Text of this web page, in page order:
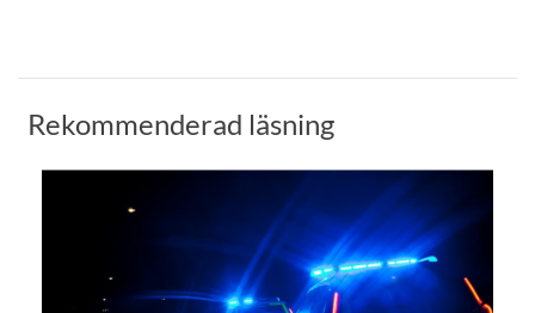
Rekommenderad läsning